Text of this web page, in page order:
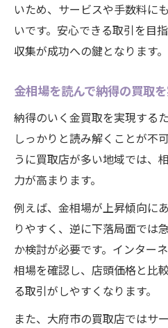
いため、サービスや手数料に
いです。安心できる取引を目
収集が成功への鍵となります。
金相場を読んで納得の買取
納得のいく金買取を実現する
しっかりと読み解くことが不
うに買取店が多い地域では、
力が高まります。
例えば、金相場が上昇傾向に
りやすく、逆に下落局面では
か検討が必要です。インター
相場を確認し、店頭価格と比
る取引がしやすくなります。
また、大府市の買取店ではサ